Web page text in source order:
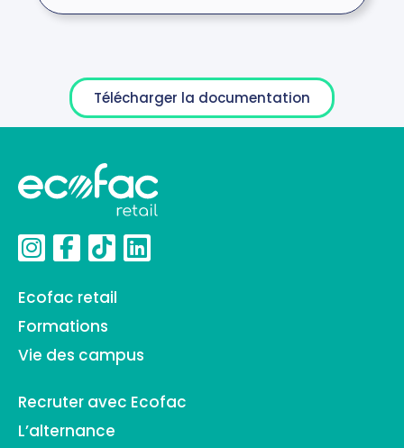
Télécharger la documentation
Ecofac retail
Formations
Vie des campus
Recruter avec Ecofac
L’alternance